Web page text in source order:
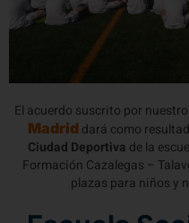
El acuerdo suscrito por
Madriddará como
Ciudad Deportiva de la
Formación Cazalegas –
plazas para niños y